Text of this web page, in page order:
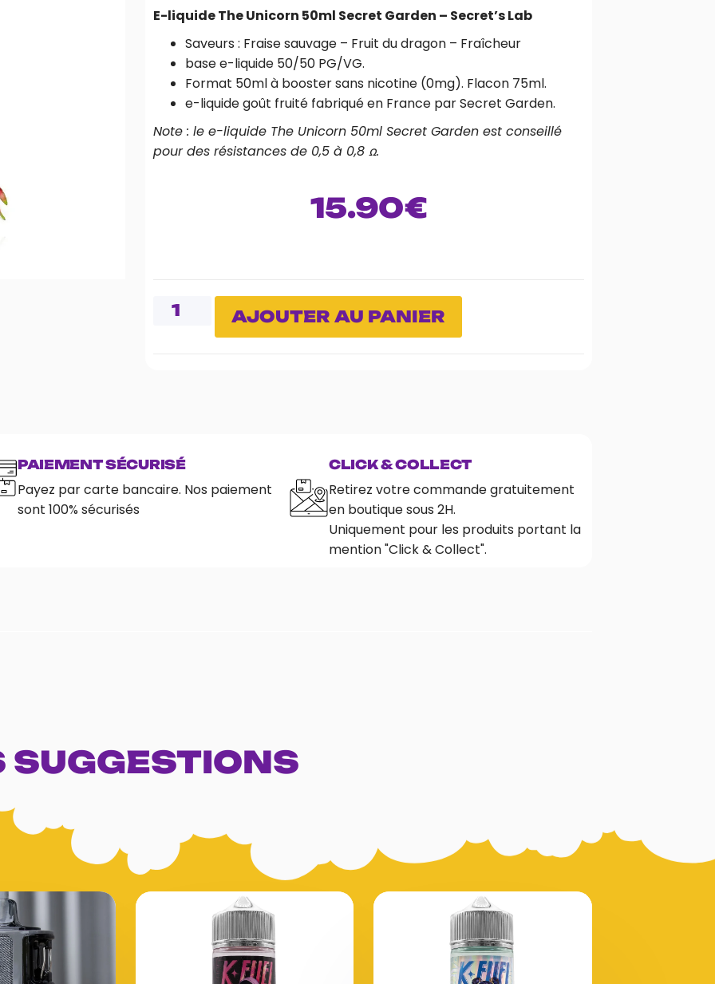
E-liquide The Unicorn 50ml Secret Garden – Secret’s Lab
Saveurs : Fraise sauvage – Fruit du dragon – Fraîcheur
base e-liquide 50/50 PG/VG.
Format 50ml à booster sans nicotine (0mg). Flacon 75ml.
e-liquide goût fruité fabriqué en France par Secret Garden.
Note : le e-liquide The Unicorn 50ml Secret Garden est conseillé
pour des résistances de 0,5 à 0,8 ꭥ.
15.90€
AJOUTER AU PANIER
PAIEMENT SÉCURISÉ
Payez par carte bancaire. Nos paiement
sont 100% sécurisés
CLICK & COLLECT
Retirez votre commande gratuitement
en boutique sous 2H.
Uniquement pour les produits portant la
mention "Click & Collect".
SUGGESTIONS